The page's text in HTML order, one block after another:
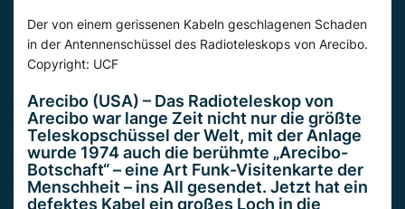
Der von einem gerissenen Kabeln geschlagenen Schaden
in der Antennenschüssel des Radioteleskops von Arecibo.
Copyright: UCF
Arecibo (USA) – Das Radioteleskop von
Arecibo war lange Zeit nicht nur die größte
Teleskopschüssel der Welt, mit der Anlage
wurde 1974 auch die berühmte „Arecibo-
Botschaft“ – eine Art Funk-Visitenkarte der
Menschheit – ins All gesendet. Jetzt hat ein
defektes Kabel ein großes Loch in die